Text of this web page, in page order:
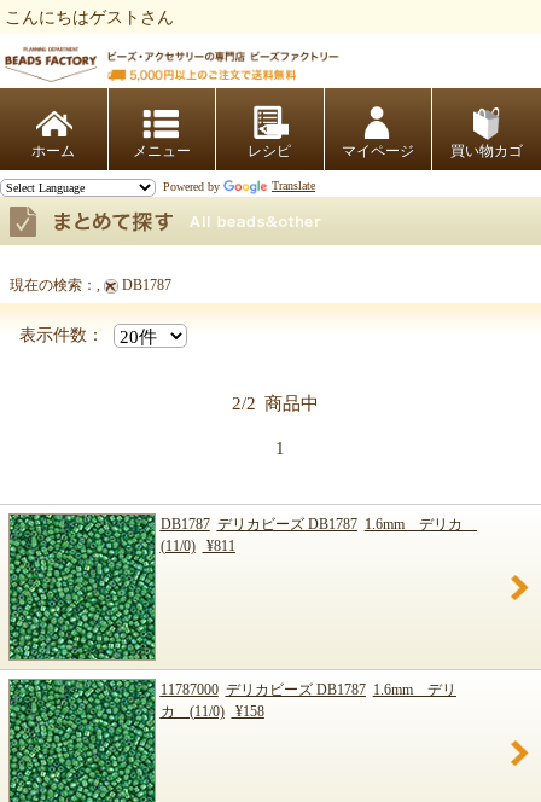
こんにちはゲストさん
ホーム レシピ マイページ 買い物カゴ
Powered by Translate
まとめて探す
現在の検索： DB1787
表示件数：
2/2 商品中
1
DB1787 デリカビーズ DB1787 1.6mm デリカ
(11/0)
¥811
11787000 デリカビーズ DB1787 1.6mm デリ
カ (11/0)
¥158